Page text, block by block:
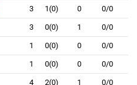
3 1(0) 0 0/0
3 0(0) 1 0/0
1 0(0) 0 0/0
1 0(0) 0 0/0
4 2(0) 1 0/0